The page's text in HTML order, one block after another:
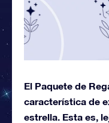
El Paquete de
característica de
estrella. Esta es,